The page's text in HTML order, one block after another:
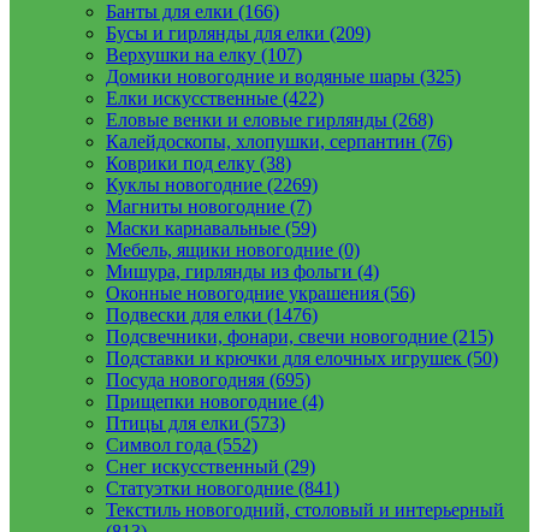
Банты для елки (166)
Бусы и гирлянды для елки (209)
Верхушки на елку (107)
Домики новогодние и водяные шары (325)
Елки искусственные (422)
Еловые венки и еловые гирлянды (268)
Калейдоскопы, хлопушки, серпантин (76)
Коврики под елку (38)
Куклы новогодние (2269)
Магниты новогодние (7)
Маски карнавальные (59)
Мебель, ящики новогодние (0)
Мишура, гирлянды из фольги (4)
Оконные новогодние украшения (56)
Подвески для елки (1476)
Подсвечники, фонари, свечи новогодние (215)
Подставки и крючки для елочных игрушек (50)
Посуда новогодняя (695)
Прищепки новогодние (4)
Птицы для елки (573)
Символ года (552)
Снег искусственный (29)
Статуэтки новогодние (841)
Текстиль новогодний, столовый и интерьерный